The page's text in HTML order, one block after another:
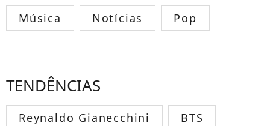
Música Notícias Pop
TENDÊNCIAS
Reynaldo Gianecchini BTS